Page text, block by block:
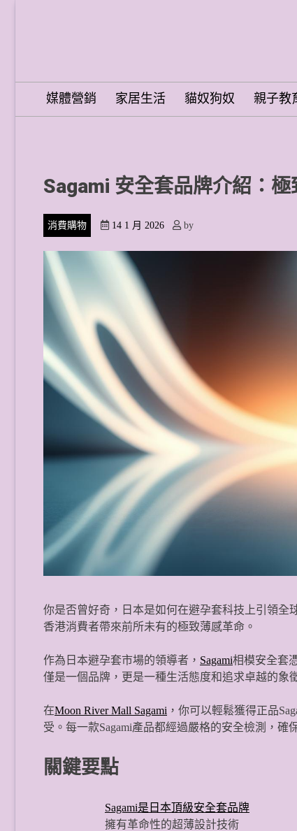
Word Spring
媒體營銷 家居生活 貓奴狗奴 親子教
Sagami 安全套品牌介紹：
消費購物 14 1 月 2026 by
你是否曾好奇，日本是如何在避孕套科技上引領全
香港消費者帶來前所未有的極致薄感革命。
作為日本避孕套市場的領導者， Sagami相模安全套
僅是一個品牌，更是一種生活態度和追求卓越的象
在Moon River Mall Sagami ，你可以輕鬆獲得正品
受。每一款Sagami產品都經過嚴格的安全檢測，確
關鍵要點
Sagami是日本頂級安全套品牌
擁有革命性的超薄設計技術